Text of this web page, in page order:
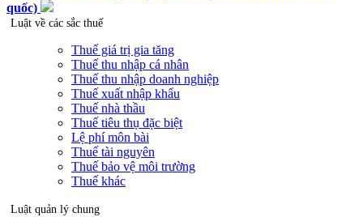
quốc)
Luật về các sắc thuế
Thuế giá trị gia tăng
Thuế thu nhập cá nhân
Thuế thu nhập doanh nghiệp
Thuế xuất nhập khẩu
Thuế nhà thầu
Thuế tiêu thụ đặc biệt
Lệ phí môn bài
Thuế tài nguyên
Thuế bảo vệ môi trường
Thuế khác
Luật quản lý chung